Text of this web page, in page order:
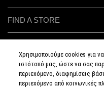
FIND A STORE
SIGN UP FOR EMAIL
Χρησιμοποιούμε cookies για
ιστότοπό μας, ώστε να σας
περιεχόμενο, διαφημίσεις
περιεχόμενο από κοινωνικές